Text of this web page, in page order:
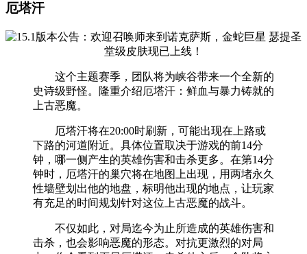
厄塔汗
这个主题赛季，团队将为峡谷带来一个全新的
史诗级野怪。隆重介绍厄塔汗：鲜血与暴力铸就的
上古恶魔。
厄塔汗将在20:00时刷新，可能出现在上路或
下路的河道附近。具体位置取决于游戏的前14分
钟，哪一侧产生的英雄伤害和击杀更多。在第14分
钟时，厄塔汗的巢穴将在地图上出现，用两堵永久
性墙壁划出他的地盘，标明他出现的地点，让玩家
有充足的时间规划针对这位上古恶魔的战斗。
不仅如此，对局迄今为止所造成的英雄伤害和
击杀，也会影响恶魔的形态。对抗更激烈的对局